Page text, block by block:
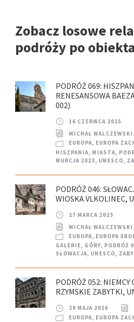
Zobacz losowe
podróży po
PODRÓŻ 069:
RENESANSOWA
002)
16 CZERWCA 2025
MICHAŁ WALCZEWSKI
EUROPA, EUROPA
HISZPANIA, MIASTA,
MURCJA 2023, UNESCO,
PODRÓŻ 046:
WIOSKA VLKOLINEC,
27 MARCA 2023
MICHAŁ WALCZEWSKI
EUROPA, EUROPA
GALERIE, GÓRY, PODRÓŻ
SŁOWACJA, UNESCO,
PODRÓŻ 052: NIEMCY
RZYMSKIE ZABYTKI,
29 MAJA 2026
EUROPA, EUROPA